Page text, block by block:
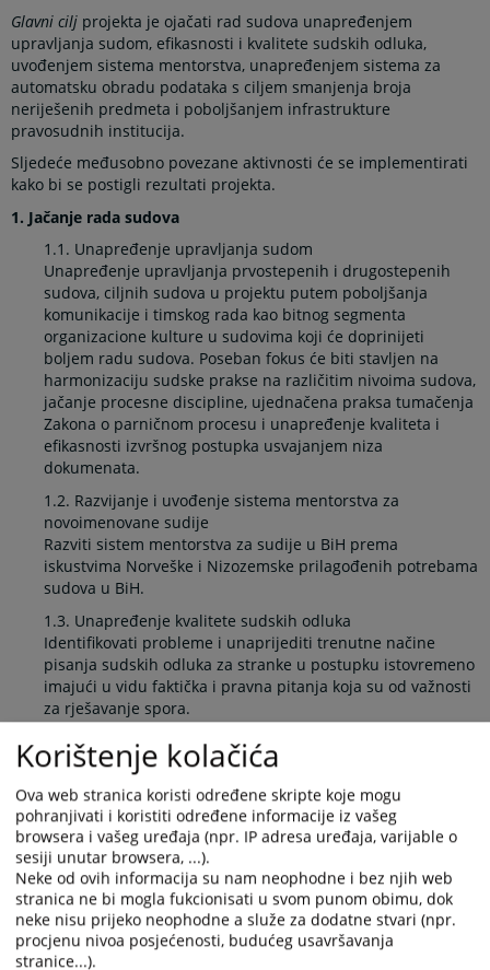
Glavni cilj projekta je ojačati rad sudova unapređenjem
upravljanja sudom, efikasnosti i kvalitete sudskih odluka,
uvođenjem sistema mentorstva, unapređenjem sistema za
automatsku obradu podataka s ciljem smanjenja broja
neriješenih predmeta i poboljšanjem infrastrukture
pravosudnih institucija.
Sljedeće međusobno povezane aktivnosti će se implementirati
kako bi se postigli rezultati projekta.
1. Jačanje rada sudova
1.1. Unapređenje upravljanja sudom
Unapređenje upravljanja prvostepenih i drugostepenih
sudova, ciljnih sudova u projektu putem poboljšanja
komunikacije i timskog rada kao bitnog segmenta
organizacione kulture u sudovima koji će doprinijeti
boljem radu sudova. Poseban fokus će biti stavljen na
harmonizaciju sudske prakse na različitim nivoima sudova,
jačanje procesne discipline, ujednačena praksa tumačenja
Zakona o parničnom procesu i unapređenje kvaliteta i
efikasnosti izvršnog postupka usvajanjem niza
dokumenata.
1.2. Razvijanje i uvođenje sistema mentorstva za
novoimenovane sudije
Razviti sistem mentorstva za sudije u BiH prema
iskustvima Norveške i Nizozemske prilagođenih potrebama
sudova u BiH.
1.3. Unapređenje kvalitete sudskih odluka
Identifikovati probleme i unaprijediti trenutne načine
pisanja sudskih odluka za stranke u postupku istovremeno
imajući u vidu faktička i pravna pitanja koja su od važnosti
za rješavanje spora.
1.4. Razvoj i implementacija SOKOP-mal Sistema za
automatsku obradu predmeta
Daljnji razvoj SOKOP –Mal Sistema u sudovima u BiH će
ubrzati procesuiranje komunalnih predmeta i drugih
predmeta male vrijednosti.
1.5. Unapređenje infrastrukture pravosudnih institucija
Moderni funkcionalni fizički uslovi i radni prostor su
preduslovi za efikasan rad pravosudnih institucija.
2. Jačanje rada VSTV-a BiH
Korištenje kolačića
Ova web stranica koristi određene skripte koje mogu
pohranjivati i koristiti određene informacije iz vašeg
browsera i vašeg uređaja (npr. IP adresa uređaja, varijable o
sesiji unutar browsera, ...).
Neke od ovih informacija su nam neophodne i bez njih web
stranica ne bi mogla fukcionisati u svom punom obimu, dok
neke nisu prijeko neophodne a služe za dodatne stvari (npr.
procjenu nivoa posjećenosti, budućeg usavršavanja
stranice...).